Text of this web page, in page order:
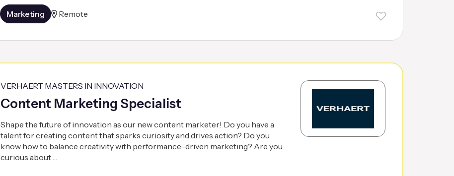
Marketing Remote
VERHAERT MASTERS IN INNOVATION
Content Marketing Specialist
Shape the future of innovation as our new content marketer! Do you have a
talent for creating content that sparks curiosity and drives action? Do you
know how to balance creativity with performance-driven marketing? Are you
curious about …